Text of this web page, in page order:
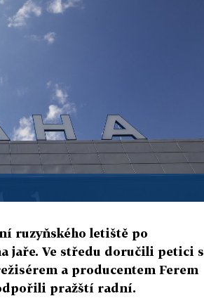
ruzyňského letiště po
jaře. Ve středu doručili petici s
a producentem Ferem
pražští radní.